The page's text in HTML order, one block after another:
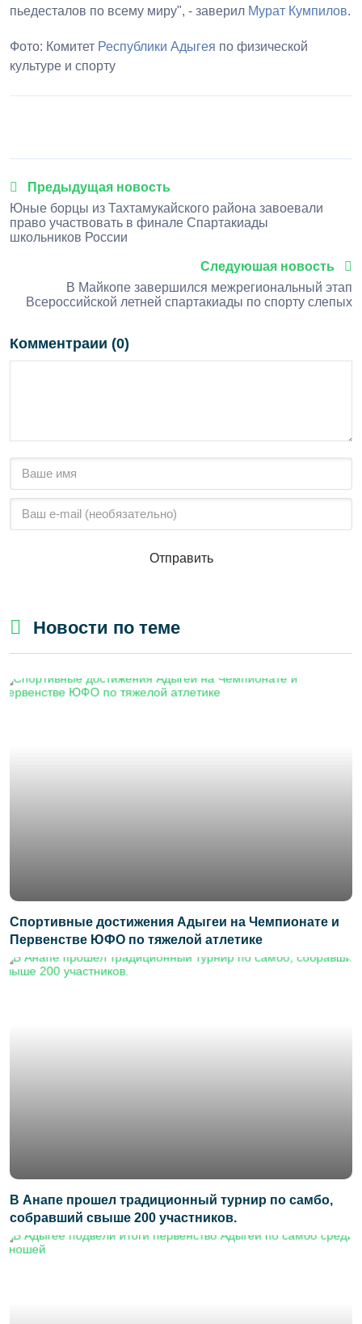
пьедесталов по всему миру", - заверил Мурат Кумпилов.
Фото: Комитет Республики Адыгея по физической
культуре и спорту
Предыдущая новость
Юные борцы из Тахтамукайского района завоевали
право участвовать в финале Спартакиады
школьников России
Следуюшая новость
В Майкопе завершился межрегиональный этап
Всероссийской летней спартакиады по спорту слепых
Комментраии (0)
Отправить
Новости по теме
Спортивные достижения Адыгеи на Чемпионате и
Первенстве ЮФО по тяжелой атлетике
В Анапе прошел традиционный турнир по самбо,
собравший свыше 200 участников.